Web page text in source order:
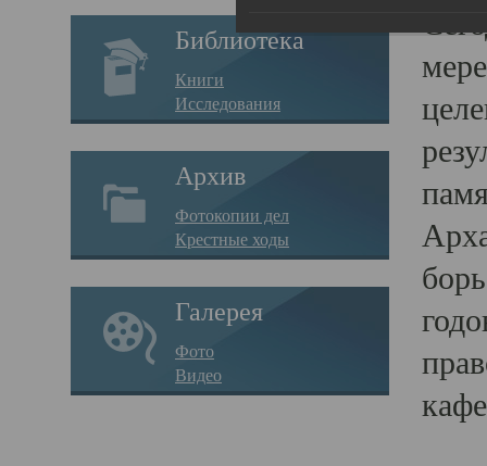
Библиотека
Книги
Исследования
Архив
Фотокопии дел
Крестные ходы
Галерея
Фото
Видео